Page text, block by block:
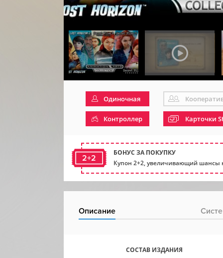
Одиночная
Контроллер Карточки
2+2
БОНУС ЗА ПОКУПКУ
Купон 2+2, увеличивающий шансы
Описание
СОСТАВ ИЗДАНИЯ